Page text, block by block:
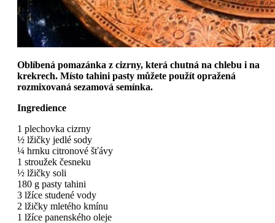
Oblíbená pomazánka z cizrny, která chutná na chlebu i na
krekrech. Místo tahini pasty můžete použít opražená
rozmixovaná sezamová semínka.
Ingredience
1 plechovka cizrny
½ lžičky jedlé sody
¼ hrnku citronové šťávy
1 stroužek česneku
½ lžičky soli
180 g pasty tahini
3 lžíce studené vody
2 lžičky mletého kmínu
1 lžíce panenského oleje